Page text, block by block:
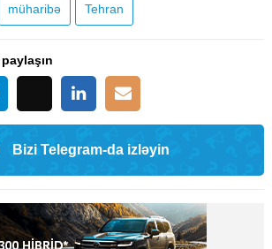
müharibə Tehran
Bizi Telegram-da izləyin